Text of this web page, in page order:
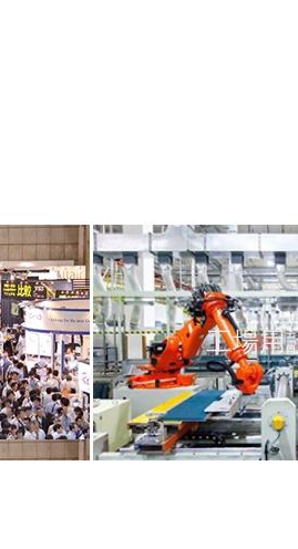
工場用